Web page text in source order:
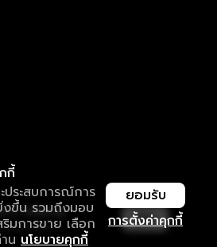
กี้
ประสบการณ์การ
งขึ้น รวมถึงมอบ
มการขาย เลือก
น นโยบายคุกกี้
การตั้งค่าคุกกี้
ยอมรับ
ว่า ไม่มีสะดุด
รรับชมที่ดีกว่า เปิด